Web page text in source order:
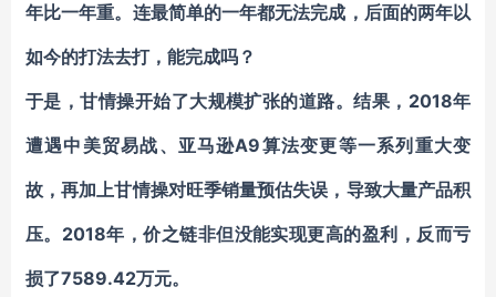
年比一年重。连最简单的一年都无法完成，后面的两年以
如今的打法去打，能完成吗？
于是，甘情操开始了大规模扩张的道路。结果，2018年
遭遇中美贸易战、亚马逊A9算法变更等一系列重大变
故，再加上甘情操对旺季销量预估失误，导致大量产品积
压。2018年，价之链非但没能实现更高的盈利，反而亏
损了7589.42万元。